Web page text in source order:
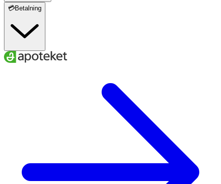
💳Betalning